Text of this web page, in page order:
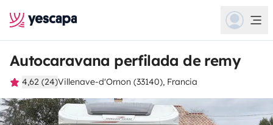
Autocaravana perfilada de remy
4,62 (24)Villenave-d'Ornon (33140), Francia